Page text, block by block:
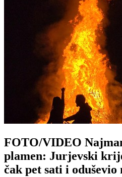
FOTO/VIDEO
plamen: Jurjevski
čak pet sati i oduševio